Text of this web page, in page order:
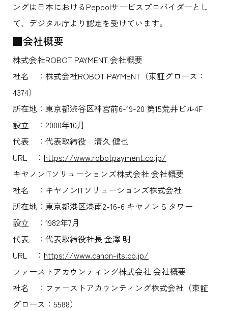
ングは日本におけるPeppolサービスプロバイダーとし
て、デジタル庁より認定を受けています。
■会社概要
株式会社ROBOT PAYMENT 会社概要
社名 ：株式会社ROBOT PAYMENT（東証グロース：
4374）
所在地：東京都渋谷区神宮前6-19-20 第15荒井ビル4F
設立 ：2000年10月
代表 ：代表取締役 清久 健也
URL ： https://www.robotpayment.co.jp/
キヤノンITソリューションズ株式会社 会社概要
社名 ：キヤノンITソリューションズ株式会社
所在地：東京都港区港南2-16-6 キヤノン S タワー
設立 ：1982年7月
代表 ：代表取締役社長 金澤 明
URL ： https://www.canon-its.co.jp/
ファーストアカウンティング株式会社 会社概要
社名 ：ファーストアカウンティング株式会社（東証
グロース：5588）